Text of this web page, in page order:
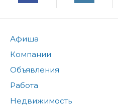
Афиша
Компании
Объявления
Работа
Недвижимость